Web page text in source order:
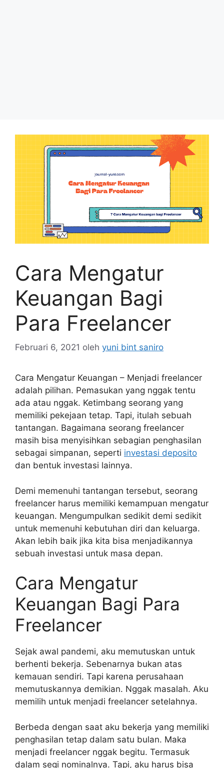
Cara Mengatur
Keuangan Bagi
Para Freelancer
Februari 6, 2021 oleh yuni bint saniro
Cara Mengatur Keuangan – Menjadi freelancer
adalah pilihan. Pemasukan yang nggak tentu
ada atau nggak. Ketimbang seorang yang
memiliki pekejaan tetap. Tapi, itulah sebuah
tantangan. Bagaimana seorang freelancer
masih bisa menyisihkan sebagian penghasilan
sebagai simpanan, seperti investasi deposito
dan bentuk investasi lainnya.
Demi memenuhi tantangan tersebut, seorang
freelancer harus memiliki kemampuan mengatur
keuangan. Mengumpulkan sedikit demi sedikit
untuk memenuhi kebutuhan diri dan keluarga.
Akan lebih baik jika kita bisa menjadikannya
sebuah investasi untuk masa depan.
Cara Mengatur
Keuangan Bagi Para
Freelancer
Sejak awal pandemi, aku memutuskan untuk
berhenti bekerja. Sebenarnya bukan atas
kemauan sendiri. Tapi karena perusahaan
memutuskannya demikian. Nggak masalah. Aku
memilih untuk menjadi freelancer setelahnya.
Berbeda dengan saat aku bekerja yang memiliki
penghasilan tetap dalam satu bulan. Maka
menjadi freelancer nggak begitu. Termasuk
dalam segi nominalnya. Tapi, aku harus bisa